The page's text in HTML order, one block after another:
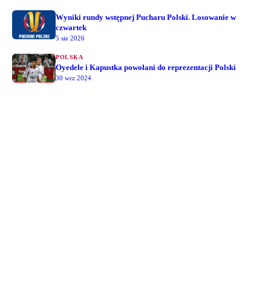
Wyniki rundy wstępnej Pucharu Polski. Losowanie w
czwartek
5 sie 2026
POLSKA
Oyedele i Kapustka powołani do reprezentacji Polski
30 wrz 2024